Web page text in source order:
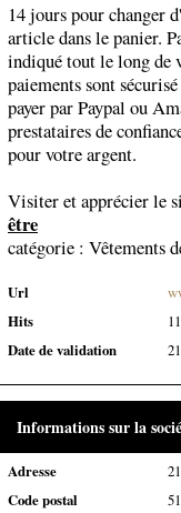
14 jours pour changer
article dans le panier.
indiqué tout le long de
paiements sont
payer par Paypal ou
prestataires de
pour votre argent.
Visiter et apprécier le
être
catégorie : Vêtements
Url
Hits
11
Date de validation
Informations sur la
Adresse
Code postal